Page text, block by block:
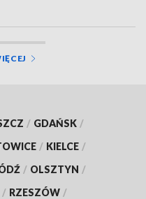
/ GDAŃSK /
/ KIELCE /
/ OLSZTYN /
/ RZESZÓW /